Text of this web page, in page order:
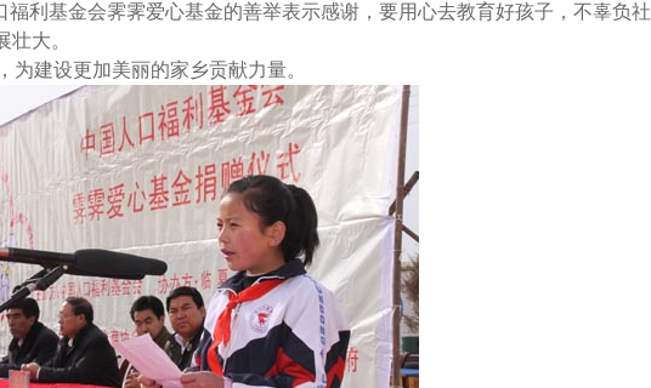
利基金会霁霁爱心基金的善举表示感谢，要用心去教育好孩子，不辜负社
大。
建设更加美丽的家乡贡献力量。